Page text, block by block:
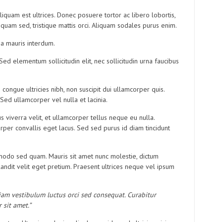
est ultrices. Donec posuere tortor ac libero lobortis,
sed, tristique mattis orci. Aliquam sodales purus enim.
mauris interdum.
elementum sollicitudin elit, nec sollicitudin urna faucibus
ultricies nibh, non suscipit dui ullamcorper quis.
ullamcorper vel nulla et lacinia.
viverra velit, et ullamcorper tellus neque eu nulla.
convallis eget lacus. Sed sed purus id diam tincidunt
sed quam. Mauris sit amet nunc molestie, dictum
velit eget pretium. Praesent ultrices neque vel ipsum
vestibulum luctus orci sed consequat. Curabitur
amet.”